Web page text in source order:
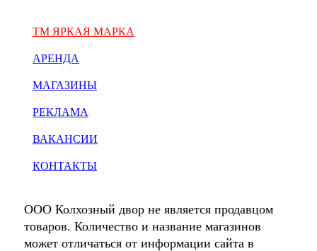
ТМ ЯРКАЯ МАРКА
АРЕНДА
МАГАЗИНЫ
РЕКЛАМА
ВАКАНСИИ
КОНТАКТЫ
ООО Колхозный двор не является продавцом
товаров. Количество и название магазинов
может отличаться от информации сайта в